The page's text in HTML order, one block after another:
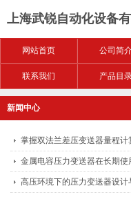
上海武锐自动化设备
网站首页 公司简
联系我们 产品目
新闻中心
掌握双法兰差压变送器量程计
金属电容压力变送器在长期使
高压环境下的压力变送器设计